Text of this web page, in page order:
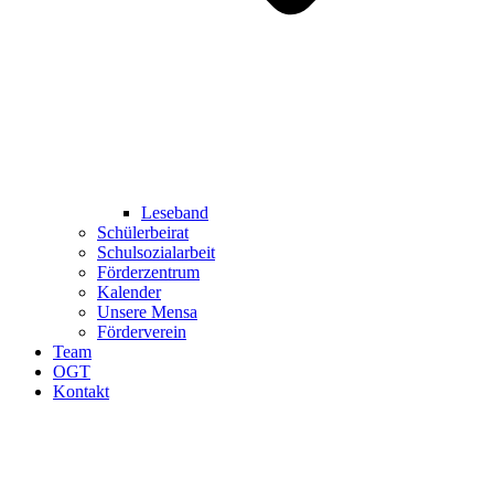
Leseband
Schülerbeirat
Schulsozialarbeit
Förderzentrum
Kalender
Unsere Mensa
Förderverein
Team
OGT
Kontakt